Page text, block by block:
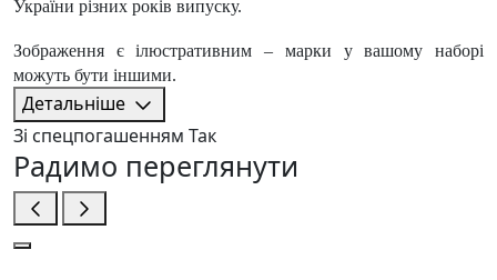
України різних років випуску.
Зображення є ілюстративним – марки у вашому наборі
можуть бути іншими.
Детальніше
Зі спецпогашенням Так
Радимо переглянути